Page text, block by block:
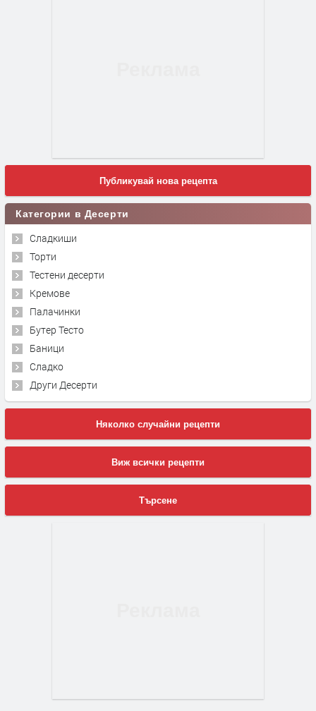
Публикувай нова рецепта
Категории в Десерти
Сладкиши
Торти
Тестени десерти
Кремове
Палачинки
Бутер Тесто
Баници
Сладко
Други Десерти
Няколко случайни рецепти
Виж всички рецепти
Търсене